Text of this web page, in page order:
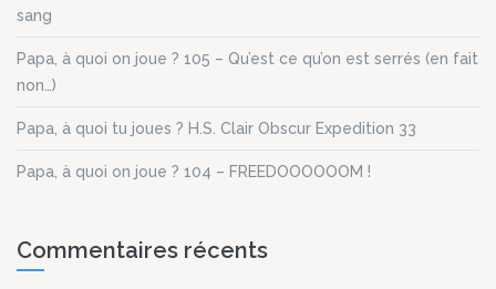
sang
Papa, à quoi on joue ? 105 – Qu’est ce qu’on est serrés (en fait
non…)
Papa, à quoi tu joues ? H.S. Clair Obscur Expedition 33
Papa, à quoi on joue ? 104 – FREEDOOOOOOM !
Commentaires récents